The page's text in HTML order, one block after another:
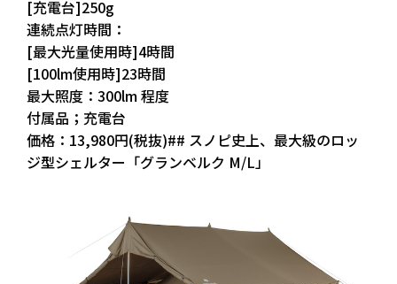
[充電台]250g
連続点灯時間：
[最大光量使用時]4時間
[100lm使用時]23時間
最大照度：300lm 程度
付属品；充電台
価格：13,980円(税抜)## スノピ史上、最大級のロッ
ジ型シェルター「グランベルク M/L」